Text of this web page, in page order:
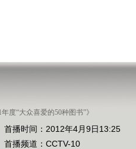
度“大众喜爱的50种图书”》
首播时间：2012年4月9日13:25
首播频道： CCTV-10